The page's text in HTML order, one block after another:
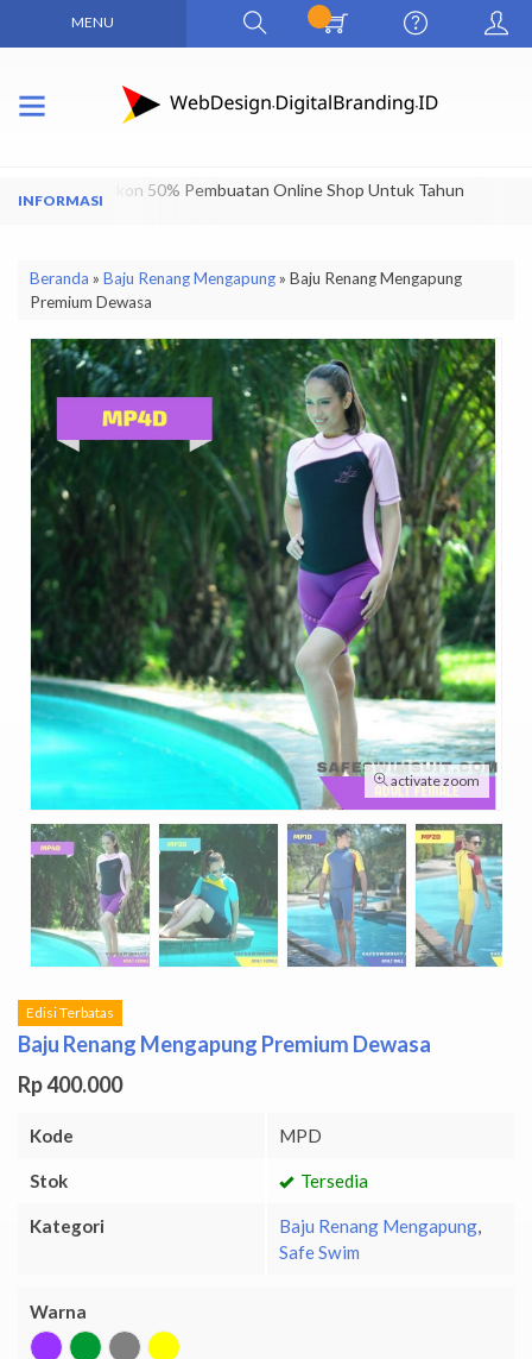
MENU
Dapatkan Diskon 50% Pembuatan Online Shop Untuk Tahun
Beranda » Baju Renang Mengapung» Baju Renang Mengapung
Premium Dewasa
activate zoom
Edisi Terbatas
Baju Renang Mengapung Premium Dewasa
Rp 400.000
Kode MPD
Stok Tersedia
Kategori Baju Renang Mengapung,
Safe Swim
Warna